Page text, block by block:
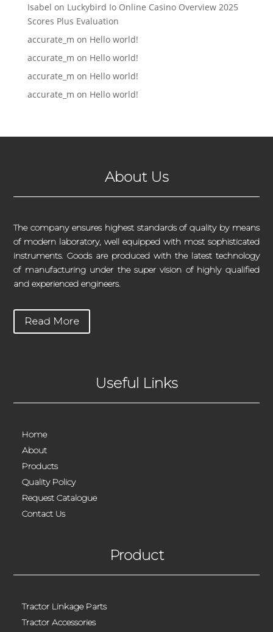
Isabel on Luckybird Io Online Casino Overview 2025
Scores Plus Evaluation
accurate_m on Hello world!
accurate_m on Hello world!
accurate_m on Hello world!
accurate_m on Hello world!
About Us
The company ensures highest standards of quality by means
of modern laboratory, well equipped with most sophisticated
instruments. Goods are produced with the latest technology
of manufacturing under the super vision of highly qualified
and experienced engineers.
Read More
Useful Links
Home
About
Products
Quality Policy
Request Catalogue
Contact Us
Product
Tractor Linkage Parts
Tractor Accessories